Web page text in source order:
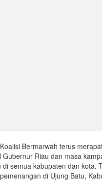
Koalisi Bermarwah terus
Gubernur Riau dan masa
semua kabupaten dan kota.
di Ujung Batu,